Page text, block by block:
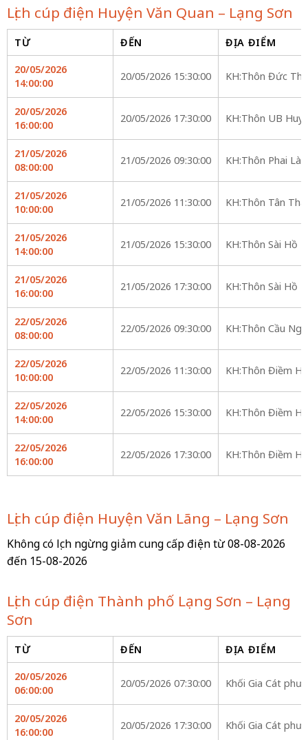
Lịch cúp điện Huyện Văn Quan – Lạng Sơn
TỪ ĐẾN ĐỊA ĐIỂM
20/05/2026
14:00:00
20/05/2026 15:30:00 KH:Thôn Đức
20/05/2026
16:00:00
20/05/2026 17:30:00 KH:Thôn UB
21/05/2026
08:00:00
21/05/2026 09:30:00 KH:Thôn Phai
21/05/2026
10:00:00
21/05/2026 11:30:00 KH:Thôn Tân
21/05/2026
14:00:00
21/05/2026 15:30:00 KH:Thôn Sài Hồ
21/05/2026
16:00:00
21/05/2026 17:30:00 KH:Thôn Sài Hồ
22/05/2026
08:00:00
22/05/2026 09:30:00 KH:Thôn Cầu
22/05/2026
10:00:00
22/05/2026 11:30:00 KH:Thôn Điềm He
22/05/2026
14:00:00
22/05/2026 15:30:00 KH:Thôn Điềm He
22/05/2026
16:00:00
22/05/2026 17:30:00 KH:Thôn Điềm He
Lịch cúp điện Huyện Văn Lãng – Lạng Sơn
Không có lịch ngừng giảm cung cấp điện từ 08-08-2026
đến 15-08-2026
Lịch cúp điện Thành phố Lạng Sơn – Lạng
Sơn
TỪ ĐẾN ĐỊA ĐIỂM
20/05/2026
06:00:00
20/05/2026 07:30:00 Khối Gia Cát
20/05/2026
16:00:00
20/05/2026 17:30:00 Khối Gia Cát